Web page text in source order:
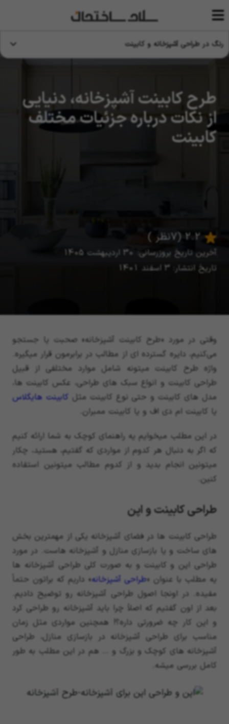
رنگ در طراحی آشپزخانه و کابینت
طرح کابینت آشپزخانه، دنیایی
از نکات درباره جزئیات مختلف
کابینت
آخرین تاریخ بروزرسانی: 30 اردیبهشت 1405
تاریخ انتشار: 3 اسفند 1401
(7 نظر )
وقتی در مورد «طرح کابینت آشپزخانه» صحبت یا جستجو
می‌کنیم، دایره گسترده ای از مطالب در برابرمون قرار میگیره.
واژه طرح کابینت میتونه شامل موارد مختلفی از قبیل
طراحی کابینت و انواع سبک های طراحی، عکس کابینت ها،
مدل های کابینت و حتی نوع کابینت مثل کابینت هایگلاس
یا کابینت ام دی اف و یا کابینت ممبران.
در این مطلب میخوایم یه راهنمای کوچک به شما ارائه کنیم
که اگر به دنبال هر کدوم از مواردی که گفتیم، هستید، چکار
میتونین انجام بدید و از کدوم مطالب میتونین استفاده
کنین.
طراحی کابینت و اپن
طراحی کابینت ها در فضای آشپزخانه یکی از مهمترین بخش
های ساخت و یا بازسازی منازل و آشپزخانه هاست. در مورد
طراحی اپن و کابینت و به صورت کلی طراحی آشپزخانه ها
یه مطلب با عنوان «طراحی آشپزخانه» داریم که براتون حتماً
مفیده. در اونجا اصول طراحی آشپزخانه رو توضیح دادیم.
بعد از اون گفتیم که اصلاً چرا باید آشپزخانه رو طراحی کرد
و این کار چه ضرورتی داره؟! همچنین مواردی مثل زمان
مناسب برای طراحی آشپزخانه در بازسازی منازل، طراحی
آشپزخانه های کوچک و بزرگ و … هم در این مطلب به طور
کامل بررسی میشه.